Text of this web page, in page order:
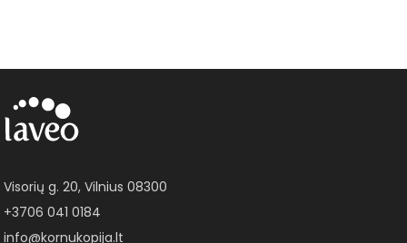
Visorių g. 20, Vilnius 08300
+3706 041 0184
info@kornukopija.lt